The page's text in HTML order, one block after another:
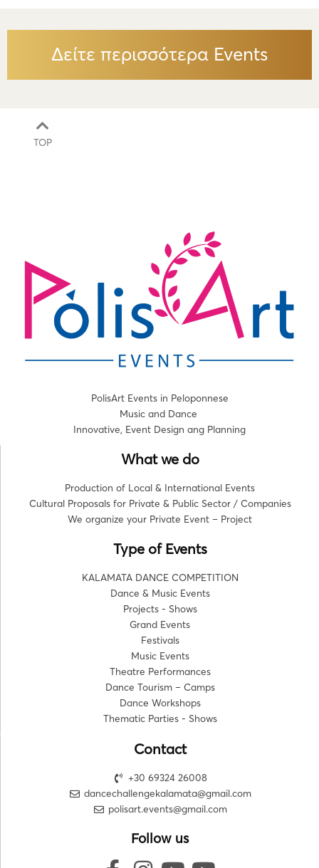
Δείτε περισσότερα Events
TOP
PolisArt Events in Peloponnese
Music and Dance
Innovative, Event Design ang Planning
What we do
Production of Local & International Events
Cultural Proposals for Private & Public Sector / Companies
We organize your Private Event – Project
Type of Events
KALAMATA DANCE COMPETITION
Dance & Music Events
Projects - Shows
Grand Events
Festivals
Music Events
Theatre Performances
Dance Tourism – Camps
Dance Workshops
Thematic Parties - Shows
Contact
+30 69324 26008
dancechallengekalamata@gmail.com
polisart.events@gmail.com
Follow us